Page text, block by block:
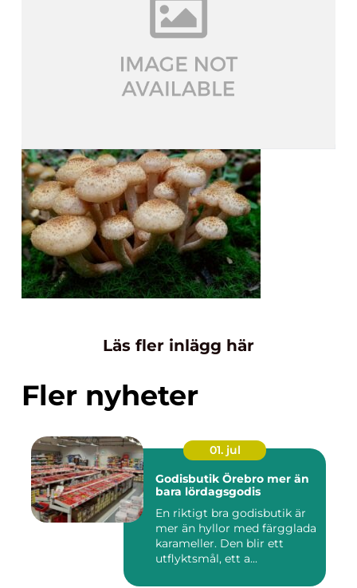
Läs fler inlägg här
Fler nyheter
01. jul
Godisbutik Örebro mer än
bara lördagsgodis
En riktigt bra godisbutik är
mer än hyllor med färgglada
karameller. Den blir ett
utflyktsmål, ett a...